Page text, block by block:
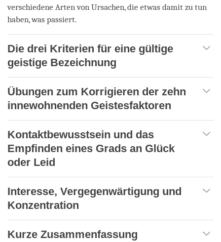
verschiedene Arten von Ursachen, die etwas damit zu tun
haben, was passiert.
Die drei Kriterien für eine gültige
geistige Bezeichnung
Übungen zum Korrigieren der zehn
innewohnenden Geistesfaktoren
Kontaktbewusstsein und das
Empfinden eines Grads an Glück
oder Leid
Interesse, Vergegenwärtigung und
Konzentration
Kurze Zusammenfassung